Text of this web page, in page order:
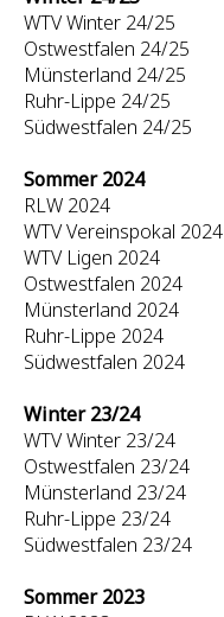
WTV Winter 24/25
Ostwestfalen 24/25
Münsterland 24/25
Ruhr-Lippe 24/25
Südwestfalen 24/25
Sommer 2024
RLW 2024
WTV Vereinspokal 2024
WTV Ligen 2024
Ostwestfalen 2024
Münsterland 2024
Ruhr-Lippe 2024
Südwestfalen 2024
Winter 23/24
WTV Winter 23/24
Ostwestfalen 23/24
Münsterland 23/24
Ruhr-Lippe 23/24
Südwestfalen 23/24
Sommer 2023